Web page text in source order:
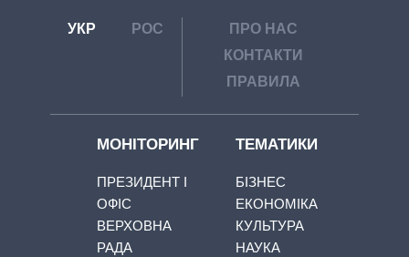
УКР РОС
ПРО НАС
КОНТАКТИ
ПРАВИЛА
МОНІТОРИНГ
ПРЕЗИДЕНТ І
ОФІС
ВЕРХОВНА
РАДА
ТЕМАТИКИ
БІЗНЕС
ЕКОНОМІКА
КУЛЬТУРА
НАУКА